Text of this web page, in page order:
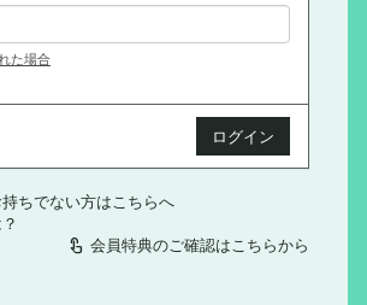
た場合
ちでない方はこちらへ
touch_app 会員特典のご確認はこちらから